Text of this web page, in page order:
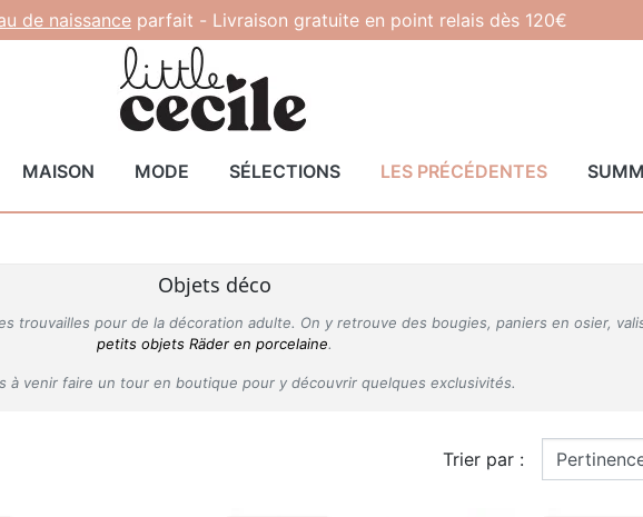
de naissance parfait - Livraison gratuite en point relais dès 120€
MAISON MODE SÉLECTIONS LES PRÉCÉDENTES
Objets déco
trouvailles pour de la décoration adulte. On y retrouve des bougies, paniers en osier,
petits objets Räder en porcelaine.
à venir faire un tour en boutique pour y découvrir quelques exclusivités.
Trier par :